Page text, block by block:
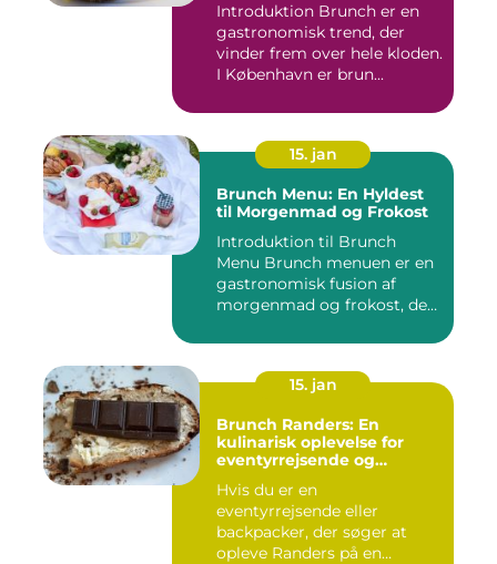
Introduktion Brunch er en
gastronomisk trend, der
vinder frem over hele kloden.
I København er brun...
15. jan
Brunch Menu: En Hyldest
til Morgenmad og Frokost
Introduktion til Brunch
Menu Brunch menuen er en
gastronomisk fusion af
morgenmad og frokost, der
15. jan
Brunch Randers: En
kulinarisk oplevelse for
eventyrrejsende og
Hvis du er en
eventyrrejsende eller
backpacker, der søger at
opleve Randers på en